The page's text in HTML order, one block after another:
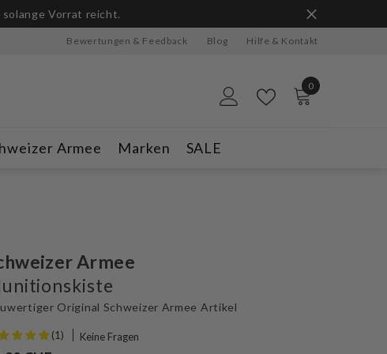
Vorrat reicht.
Bewertungen & Feedback Blog Hilfe & Kontakt
0
0
Armee Marken SALE
Armee
Original Schweizer Armee Artikel
(1) Keine Fragen